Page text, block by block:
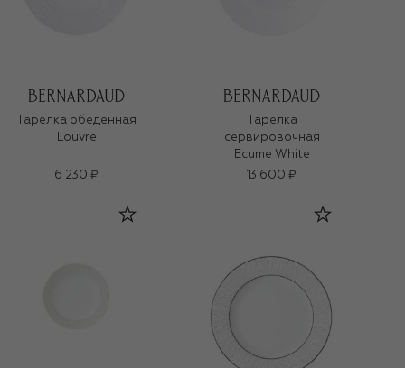
Тарелка обеденная
Louvre
6 230 ₽
Тарелка
сервировочная
Ecume White
13 600 ₽